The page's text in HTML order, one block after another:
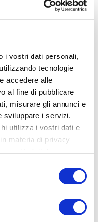
i vostri dati personali,
tecnologie
accedere alle
al fine di pubblicare
misurare gli annunci e
sviluppare i servizi.
utilizza i vostri dati e
materia di privacy
momento dalla
clic sull'icona di
blend
nylon
scarpa di
Per questa
e Cima. Sempre
performante e